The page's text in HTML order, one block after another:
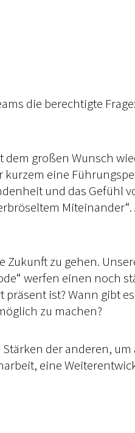
die berechtigte
großen Wunsch
eine
und das Gefühl
Miteinander“.
zu gehen.
werfen einen noch
ist? Wann gibt
zu machen?
der anderen,
eine